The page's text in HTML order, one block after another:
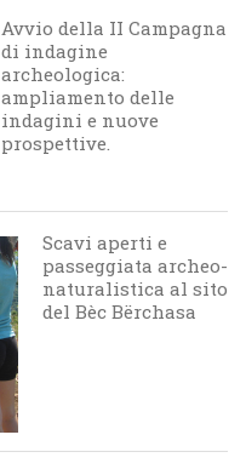
Avvio della II Campagna
di indagine
archeologica:
ampliamento delle
indagini e nuove
prospettive.
Scavi aperti e
passeggiata archeo-
naturalistica al sito
del Bèc Bërchasa